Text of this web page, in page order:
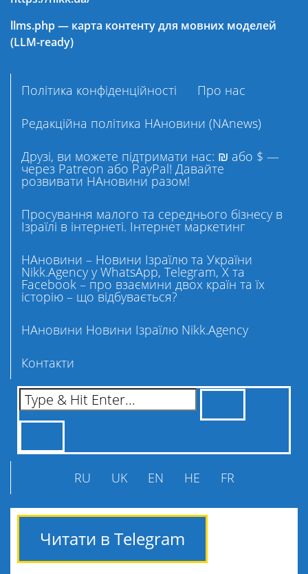
llms.php — карта контенту для мовних моделей
(LLM-ready)
Політика конфіденційності
Про нас
Редакційна політика НАновини (NAnews)
Друзі, ви можете підтримати нас: ₪ або $ —
через Patreon або PayPal! Давайте
розвивати НАновини разом!
Просування малого та середнього бізнесу в
Ізраїлі в інтернеті. Інтернет маркетинг
НАновини – Новини Ізраїлю та України
Nikk.Agency у WhatsApp, Telegram, X та
Facebook – про взаємини двох країн та їх
історію – що відбувається?
НАновини Новини Ізраїлю Nikk.Agency
Контакти
RU UK EN HE FR
Читати в Telegram